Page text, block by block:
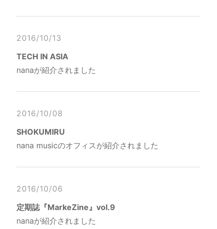
2016/10/13
TECH IN ASIA
nanaが紹介されました
2016/10/08
SHOKUMIRU
nana musicのオフィスが紹介されました
2016/10/06
定期誌『MarkeZine』vol.9
nanaが紹介されました